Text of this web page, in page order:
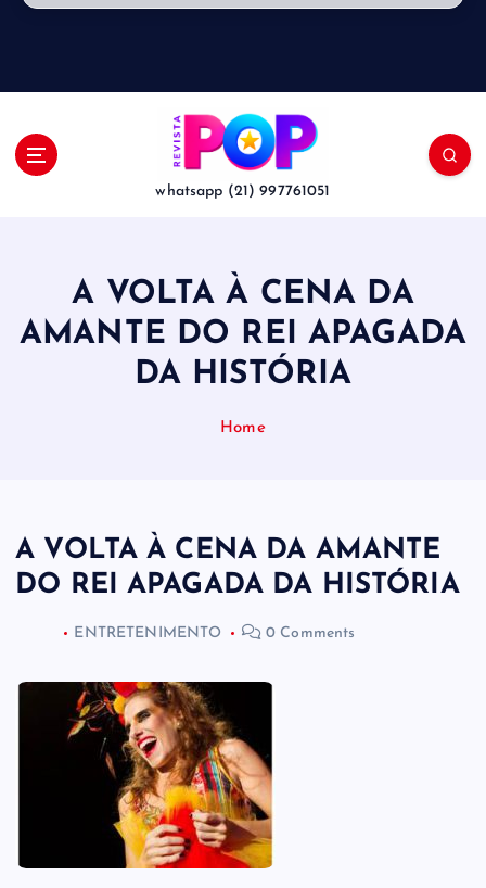
whatsapp (21) 997761051
A VOLTA À CENA DA
AMANTE DO REI APAGADA
DA HISTÓRIA
Home
A VOLTA À CENA DA AMANTE
DO REI APAGADA DA HISTÓRIA
ENTRETENIMENTO 0 Comments